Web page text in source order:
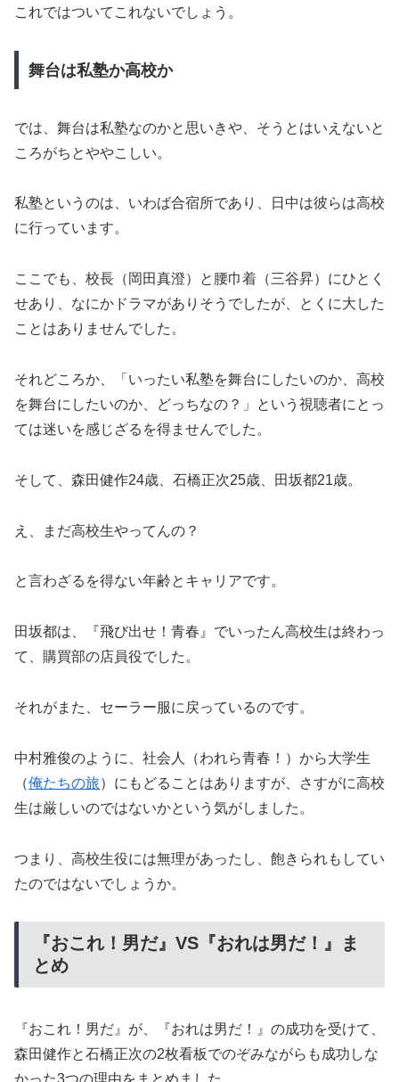
これではついてこれないでしょう。
舞台は私塾か高校か
では、舞台は私塾なのかと思いきや、そうとはいえないと
ころがちとややこしい。
私塾というのは、いわば合宿所であり、日中は彼らは高校
に行っています。
ここでも、校長（岡田真澄）と腰巾着（三谷昇）にひとく
せあり、なにかドラマがありそうでしたが、とくに大した
ことはありませんでした。
それどころか、「いったい私塾を舞台にしたいのか、高校
を舞台にしたいのか、どっちなの？」という視聴者にとっ
ては迷いを感じざるを得ませんでした。
そして、森田健作24歳、石橋正次25歳、田坂都21歳。
え、まだ高校生やってんの？
と言わざるを得ない年齢とキャリアです。
田坂都は、『飛び出せ！青春』でいったん高校生は終わっ
て、購買部の店員役でした。
それがまた、セーラー服に戻っているのです。
中村雅俊のように、社会人（われら青春！）から大学生
（俺たちの旅）にもどることはありますが、さすがに高校
生は厳しいのではないかという気がしました。
つまり、高校生役には無理があったし、飽きられもしてい
たのではないでしょうか。
『おこれ！男だ』VS『おれは男だ！』ま
とめ
『おこれ！男だ』が、『おれは男だ！』の成功を受けて、
森田健作と石橋正次の2枚看板でのぞみながらも成功しな
かった3つの理由をまとめました。